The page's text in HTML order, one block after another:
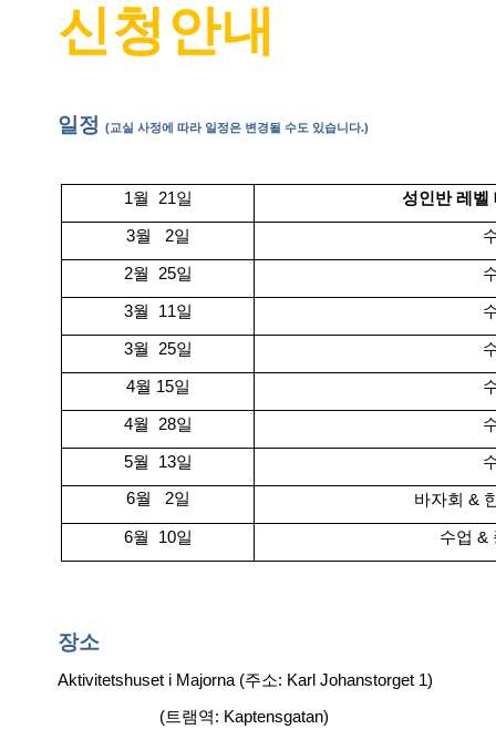
신청안내
일정 (교실 사정에 따라 일정은 변경될 수도 있습니다.)
1월 21일 성인반 레벨
3월 2일
2월 25일
3월 11일
3월 25일
4월 15일
4월 28일
5월 13일
6월 2일 바자회 &
6월 10일 수업 &
장소
Aktivitetshuset i Majorna (주소: Karl Johanstorget 1)
(트램역: Kaptensgatan)